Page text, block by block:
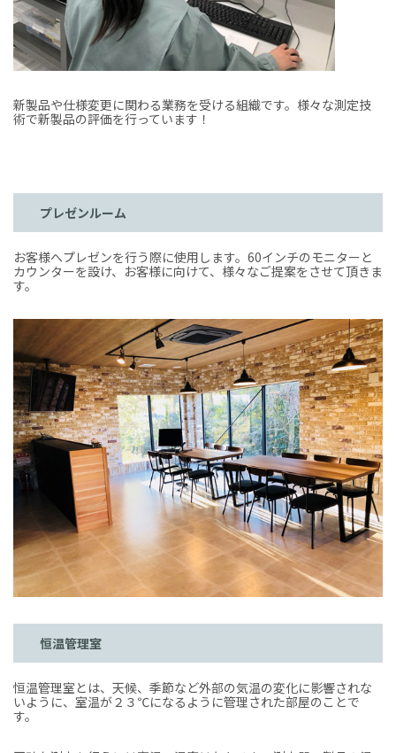
新製品や仕様変更に関わる業務を受ける組織です。様々な測定技
術で新製品の評価を行っています！
プレゼンルーム
お客様へプレゼンを行う際に使用します。60インチのモニターと
カウンターを設け、お客様に向けて、様々なご提案をさせて頂きま
す。
恒温管理室
恒温管理室とは、天候、季節など外部の気温の変化に影響されな
いように、室温が２３℃になるように管理された部屋のことで
す。